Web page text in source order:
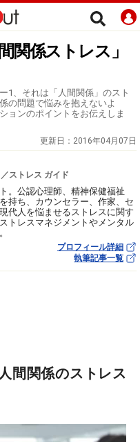
関係ストレス」
1、それは「人間関係」のスト
の問題で悩みを抱えないよ
ョンのポイントをお伝えしま
更新日： 2016年04月07日
ストレス ガイド
。公認心理師、精神保健福祉
持ち、カウンセラー、作家、セ
代人を悩ませるストレスに関す
トレスマネジメントやメンタル
プロフィール詳細
執筆記事一覧
間関係のストレス